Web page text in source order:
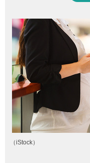
（iStock）